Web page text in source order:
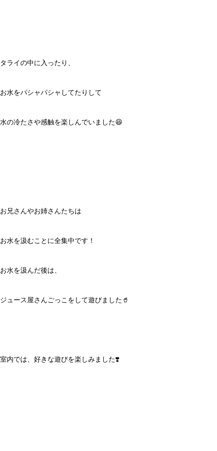
タライの中に入ったり、
お水をパシャパシャしてたりして
水の冷たさや感触を楽しんでいました😆
お兄さんやお姉さんたちは
お水を汲むことに全集中です！
お水を汲んだ後は、
ジュース屋さんごっこをして遊びました🥤
室内では、好きな遊びを楽しみました❣️